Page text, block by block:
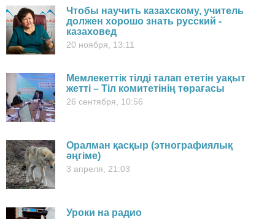
Чтобы научить казахскому, учитель
должен хорошо знать русский -
казаховед
20 ноября, 13:11
Мемлекеттік тілді талап ететін уақыт
жетті – Тіл комитетінің төрағасы
26 сентября, 10:56
Оралман қасқыр (этнографиялық
әңгіме)
3 апреля, 21:03
Уроки на радио